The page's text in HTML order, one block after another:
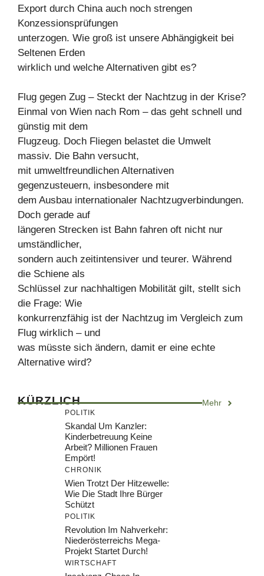
Export durch China auch noch strengen
Konzessionsprüfungen
unterzogen. Wie groß ist unsere Abhängigkeit bei
Seltenen Erden
wirklich und welche Alternativen gibt es?
Flug gegen Zug – Steckt der Nachtzug in der Krise?
Einmal von Wien nach Rom – das geht schnell und
günstig mit dem
Flugzeug. Doch Fliegen belastet die Umwelt
massiv. Die Bahn versucht,
mit umweltfreundlichen Alternativen
gegenzusteuern, insbesondere mit
dem Ausbau internationaler Nachtzugverbindungen.
Doch gerade auf
längeren Strecken ist Bahn fahren oft nicht nur
umständlicher,
sondern auch zeitintensiver und teurer. Während
die Schiene als
Schlüssel zur nachhaltigen Mobilität gilt, stellt sich
die Frage: Wie
konkurrenzfähig ist der Nachtzug im Vergleich zum
Flug wirklich – und
was müsste sich ändern, damit er eine echte
Alternative wird?
KÜRZLICH Mehr
POLITIK
Skandal Um Kanzler:
Kinderbetreuung Keine
Arbeit? Millionen Frauen
Empört!
CHRONIK
Wien Trotzt Der Hitzewelle:
Wie Die Stadt Ihre Bürger
Schützt
POLITIK
Revolution Im Nahverkehr:
Niederösterreichs Mega-
Projekt Startet Durch!
WIRTSCHAFT